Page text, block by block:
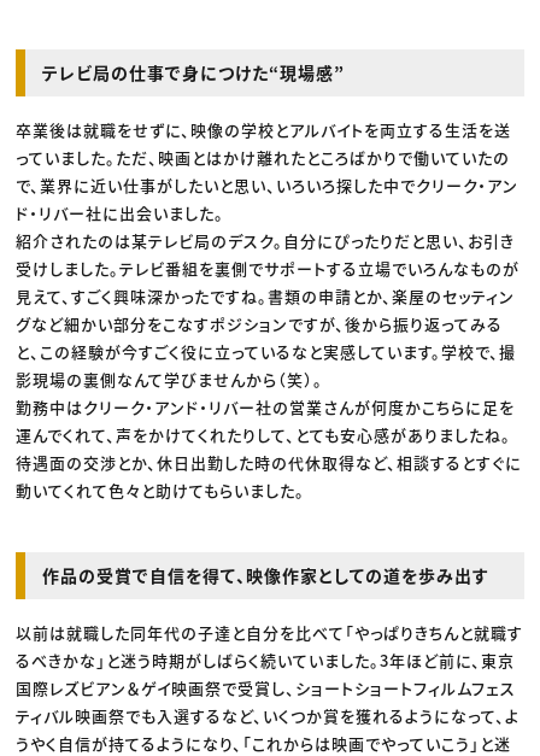
テレビ局の仕事で身につけた“現場感”
卒業後は就職をせずに、映像の学校とアルバイトを両立する生活を送
っていました。ただ、映画とはかけ離れたところばかりで働いていたの
で、業界に近い仕事がしたいと思い、いろいろ探した中でクリーク・アン
ド・リバー社に出会いました。
紹介されたのは某テレビ局のデスク。自分にぴったりだと思い、お引き
受けしました。テレビ番組を裏側でサポートする立場でいろんなものが
見えて、すごく興味深かったですね。書類の申請とか、楽屋のセッティン
グなど細かい部分をこなすポジションですが、後から振り返ってみる
と、この経験が今すごく役に立っているなと実感しています。学校で、撮
影現場の裏側なんて学びませんから（笑）。
勤務中はクリーク・アンド・リバー社の営業さんが何度かこちらに足を
運んでくれて、声をかけてくれたりして、とても安心感がありましたね。
待遇面の交渉とか、休日出勤した時の代休取得など、相談するとすぐに
動いてくれて色々と助けてもらいました。
作品の受賞で自信を得て、映像作家としての道を歩み出す
以前は就職した同年代の子達と自分を比べて「やっぱりきちんと就職す
るべきかな」と迷う時期がしばらく続いていました。3年ほど前に、東京
国際レズビアン＆ゲイ映画祭で受賞し、ショートショートフィルムフェス
ティバル映画祭でも入選するなど、いくつか賞を獲れるようになって、よ
うやく自信が持てるようになり、「これからは映画でやっていこう」と迷